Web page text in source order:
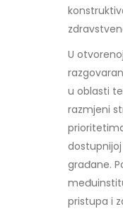
U
u oblasti
razmjeni
građane.
pristupa i